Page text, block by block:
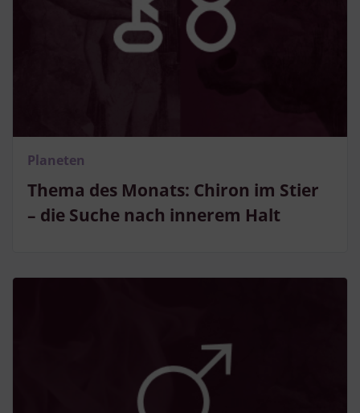
Thema des Monats: Chiron im Stier
– die Suche nach innerem Halt
Planeten